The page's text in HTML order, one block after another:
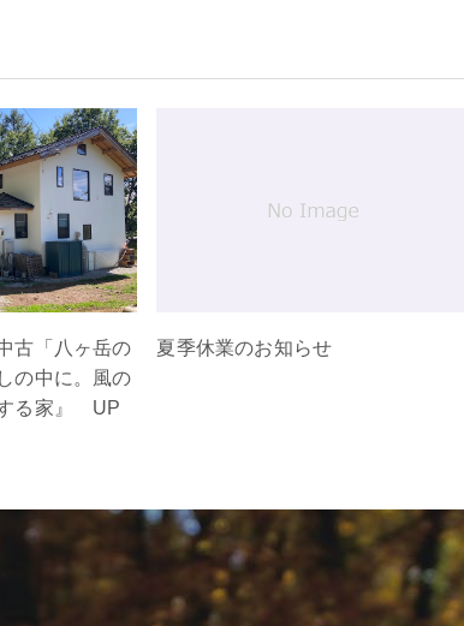
「八ヶ岳の
の中に。風の
る家』 UP
夏季休業のお知らせ